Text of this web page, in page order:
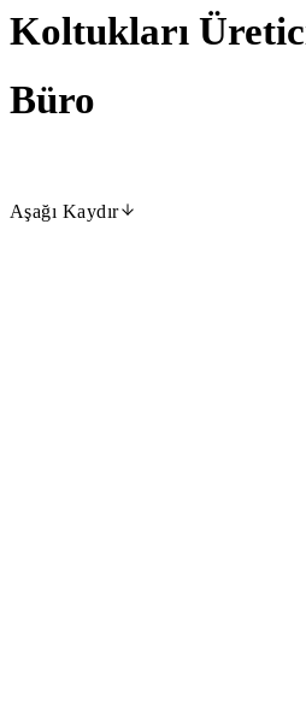
Koltukları
Büro
Aşağı Kaydır